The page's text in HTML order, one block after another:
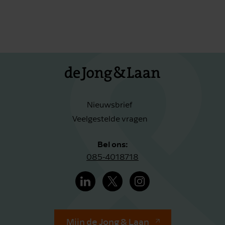
Nieuwsbrief
Veelgestelde vragen
Bel ons:
085-4018718
Mijn de Jong & Laan